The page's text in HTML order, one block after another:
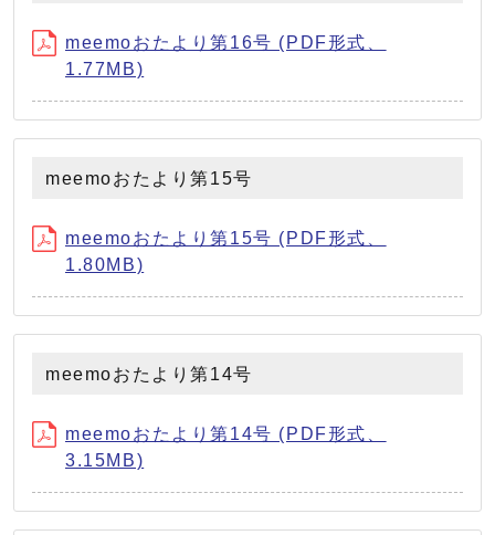
meemoおたより第16号 (PDF形式、
1.77MB)
meemoおたより第15号
meemoおたより第15号 (PDF形式、
1.80MB)
meemoおたより第14号
meemoおたより第14号 (PDF形式、
3.15MB)